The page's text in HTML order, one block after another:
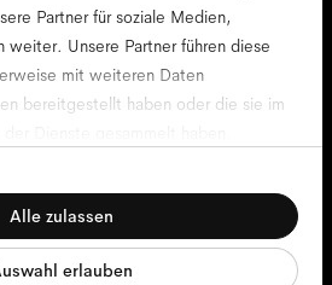
Partner für soziale Medien,
weiter. Unsere Partner führen diese
mit weiteren Daten
bereitgestellt haben oder die sie im
Alle zulassen
erlauben
für die Website